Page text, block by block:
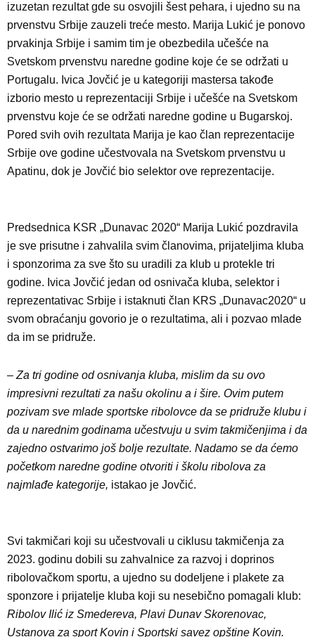
izuzetan rezultat gde su osvojili šest pehara, i ujedno su na
prvenstvu Srbije zauzeli treće mesto. Marija Lukić je ponovo
prvakinja Srbije i samim tim je obezbedila učešće na
Svetskom prvenstvu naredne godine koje će se održati u
Portugalu. Ivica Jovčić je u kategoriji mastersa takođe
izborio mesto u reprezentaciji Srbije i učešće na Svetskom
prvenstvu koje će se održati naredne godine u Bugarskoj.
Pored svih ovih rezultata Marija je kao član reprezentacije
Srbije ove godine učestvovala na Svetskom prvenstvu u
Apatinu, dok je Jovčić bio selektor ove reprezentacije.
Predsednica KSR „Dunavac 2020“ Marija Lukić pozdravila
je sve prisutne i zahvalila svim članovima, prijateljima kluba
i sponzorima za sve što su uradili za klub u protekle tri
godine. Ivica Jovčić jedan od osnivača kluba, selektor i
reprezentativac Srbije i istaknuti član KRS „Dunavac2020“ u
svom obraćanju govorio je o rezultatima, ali i pozvao mlade
da im se pridruže.
– Za tri godine od osnivanja kluba, mislim da su ovo
impresivni rezultati za našu okolinu a i šire. Ovim putem
pozivam sve mlade sportske ribolovce da se pridruže klubu i
da u narednim godinama učestvuju u svim takmičenjima i da
zajedno ostvarimo još bolje rezultate. Nadamo se da ćemo
početkom naredne godine otvoriti i školu ribolova za
najmlađe kategorije, istakao je Jovčić.
Svi takmičari koji su učestvovali u ciklusu takmičenja za
2023. godinu dobili su zahvalnice za razvoj i doprinos
ribolovačkom sportu, a ujedno su dodeljene i plakete za
sponzore i prijatelje kluba koji su nesebično pomagali klub:
Ribolov Ilić iz Smedereva, Plavi Dunav Skorenovac,
Ustanova za sport Kovin i Sportski savez opštine Kovin.